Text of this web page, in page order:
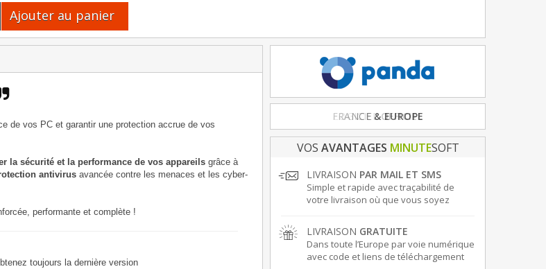
Ajouter au panier
de vos PC et garantir une protection accrue de vos
la sécurité et la performance de vos appareils grâce à
antivirus avancée contre les menaces et les cyber-
performante et complète !
toujours la dernière version
FRANCE & EUROPE
VOS AVANTAGES MINUTESOFT
LIVRAISON PAR MAIL ET SMS
Simple et rapide avec traçabilité de
votre livraison où que vous soyez
LIVRAISON GRATUITE
Dans toute l’Europe par voie numérique
avec code et liens de téléchargement